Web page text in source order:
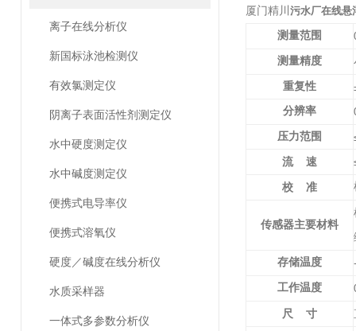
离子在线分析仪
新国标泳池检测仪
有效氯测定仪
阴离子表面活性剂测定仪
水中硬度测定仪
水中碱度测定仪
便携式电导率仪
便携式溶氧仪
硬度／碱度在线分析仪
水质采样器
一体式多参数分析仪
厦门精川 污水厂在线悬
测量范围
测量精度
重复性
分辨率
压力范围
流 速
校 准
传感器主要材料
存储温度
工作温度
尺 寸